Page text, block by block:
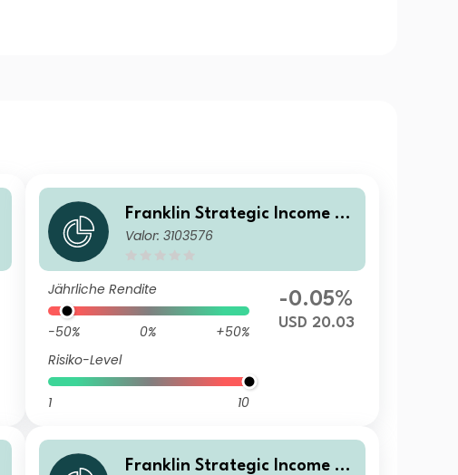
Franklin Strategic Income Fu
nd I(acc)USD
Valor: 3103576
Jährliche Rendite
-50% 0%
+50%
Risiko-Level
1 10
-0.05%
USD 20.03
Franklin Strategic Income Fu